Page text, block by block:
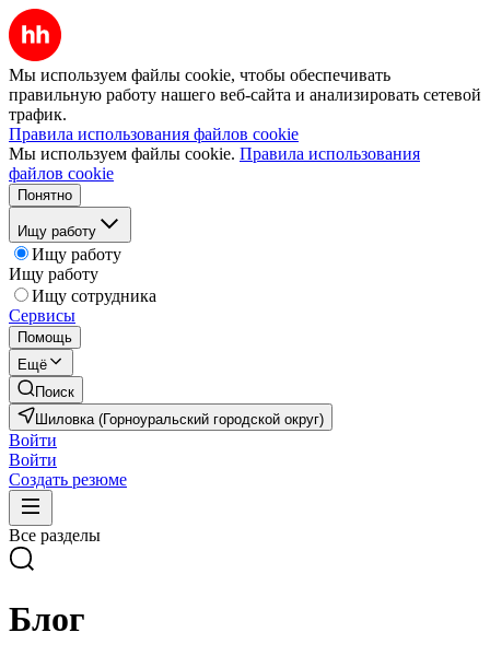
Мы используем файлы cookie, чтобы обеспечивать
правильную работу нашего веб-сайта и анализировать сетевой
трафик.
Правила использования файлов cookie
Мы используем файлы cookie. Правила использования
файлов cookie
Понятно
Ищу работу
Ищу работу
Ищу работу
Ищу сотрудника
Сервисы
Помощь
Ещё
Поиск
Шиловка (Горноуральский городской округ)
Войти
Войти
Создать резюме
Все разделы
Блог